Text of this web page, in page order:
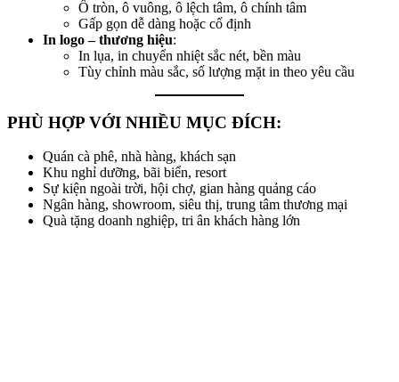
Ô tròn, ô vuông, ô lệch tâm, ô chính tâm
Gấp gọn dễ dàng hoặc cố định
In logo – thương hiệu:
In lụa, in chuyển nhiệt sắc nét, bền màu
Tùy chỉnh màu sắc, số lượng mặt in theo yêu cầu
PHÙ HỢP VỚI NHIỀU MỤC ĐÍCH:
Quán cà phê, nhà hàng, khách sạn
Khu nghỉ dưỡng, bãi biển, resort
Sự kiện ngoài trời, hội chợ, gian hàng quảng cáo
Ngân hàng, showroom, siêu thị, trung tâm thương mại
Quà tặng doanh nghiệp, tri ân khách hàng lớn